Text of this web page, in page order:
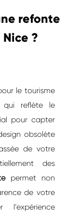
refonte
?
le tourisme
qui reflète le
pour capter
obsolète
de votre
des
permet non
de votre